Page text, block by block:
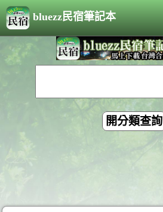
bluezz民宿筆記本
開分類查詢